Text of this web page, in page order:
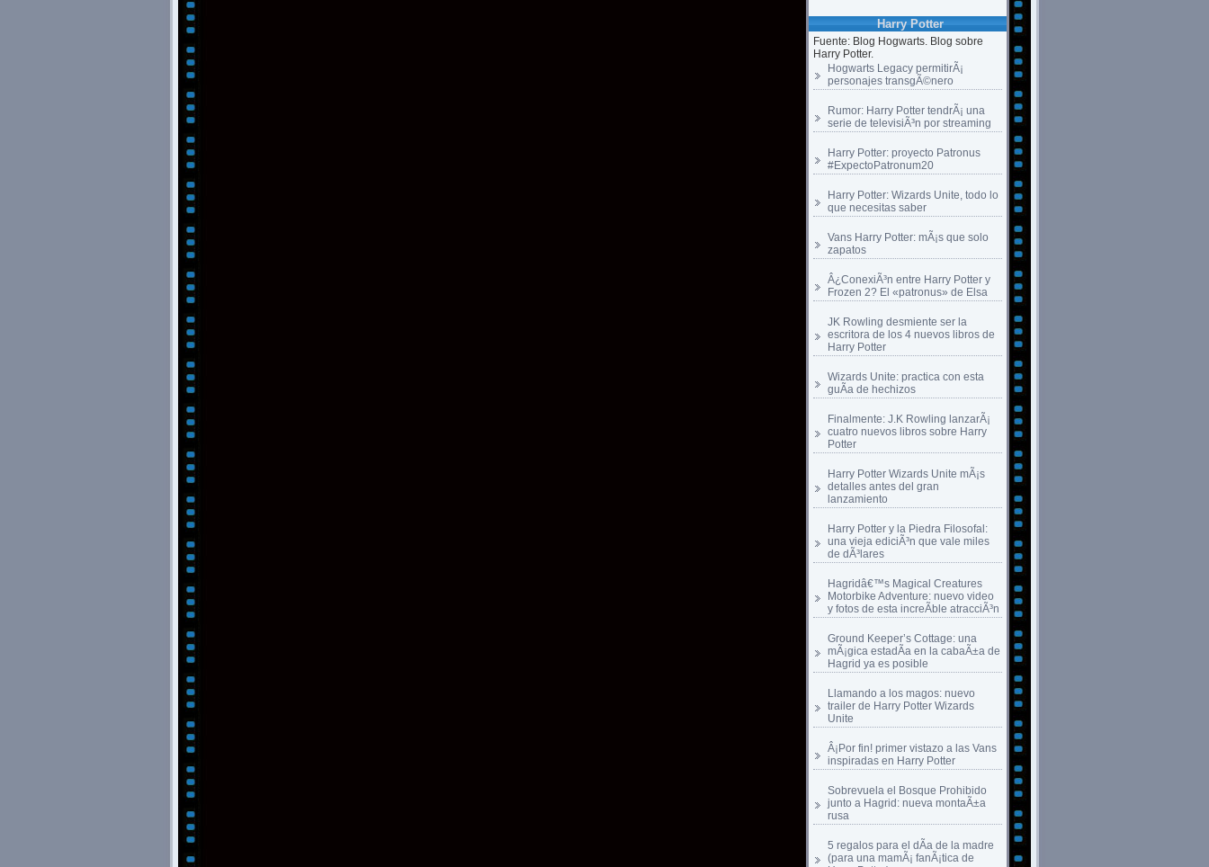
Harry Potter
Fuente: Blog Hogwarts. Blog sobre
Harry Potter.
Hogwarts Legacy permitirÃ¡
personajes transgÃ©nero
Rumor: Harry Potter tendrÃ¡ una
serie de televisiÃ³n por streaming
Harry Potter: proyecto Patronus
#ExpectoPatronum20
Harry Potter: Wizards Unite, todo lo
que necesitas saber
Vans Harry Potter: mÃ¡s que solo
zapatos
Â¿ConexiÃ³n entre Harry Potter y
Frozen 2? El «patronus» de Elsa
JK Rowling desmiente ser la
escritora de los 4 nuevos libros de
Harry Potter
Wizards Unite: practica con esta
guÃ­a de hechizos
Finalmente: J.K Rowling lanzarÃ¡
cuatro nuevos libros sobre Harry
Potter
Harry Potter Wizards Unite mÃ¡s
detalles antes del gran
lanzamiento
Harry Potter y la Piedra Filosofal:
una vieja ediciÃ³n que vale miles
de dÃ³lares
Hagridâ€™s Magical Creatures
Motorbike Adventure: nuevo video
y fotos de esta increÃ­ble atracciÃ³n
Ground Keeper’s Cottage: una
mÃ¡gica estadÃ­a en la cabaÃ±a de
Hagrid ya es posible
Llamando a los magos: nuevo
trailer de Harry Potter Wizards
Unite
Â¡Por fin! primer vistazo a las Vans
inspiradas en Harry Potter
Sobrevuela el Bosque Prohibido
junto a Hagrid: nueva montaÃ±a
rusa
5 regalos para el dÃ­a de la madre
(para una mamÃ¡ fanÃ¡tica de